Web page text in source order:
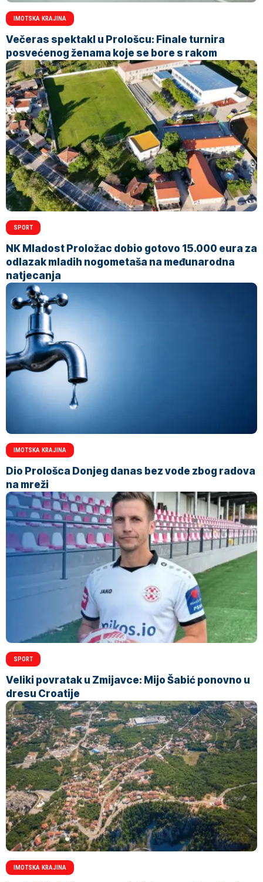
IMOTSKA KRAJINA
Večeras spektakl u Prološcu: Finale turnira
posvećenog ženama koje se bore s rakom
SPORT
NK Mladost Proložac dobio gotovo 15.000 eura za
odlazak mladih nogometaša na međunarodna
natjecanja
IMOTSKA KRAJINA
Dio Prološca Donjeg danas bez vode zbog radova
na mreži
SPORT
Veliki povratak u Zmijavce: Mijo Šabić ponovno u
dresu Croatije
IMOTSKA KRAJINA